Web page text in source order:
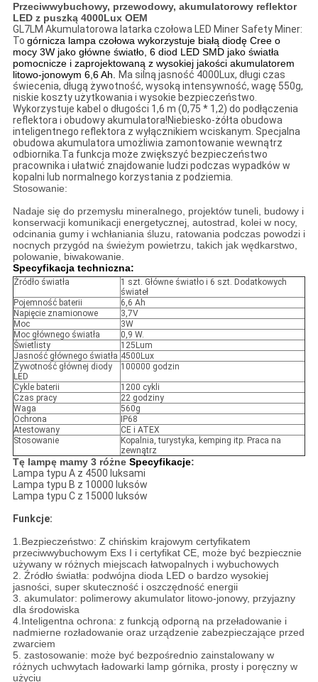
Przeciwwybuchowy, przewodowy, akumulatorowy reflektor
LED z puszką 4000Lux OEM
GL7LM Akumulatorowa latarka czołowa LED Miner Safety Miner:
To górnicza lampa czołowa wykorzystuje białą diodę Cree o
mocy 3W jako główne światło, 6 diod LED SMD jako światła
pomocnicze i zaprojektowaną z wysokiej jakości akumulatorem
litowo-jonowym 6,6 Ah. Ma silną jasność 4000Lux, długi czas
świecenia, długą żywotność, wysoką intensywność, wagę 550g,
niskie koszty użytkowania i wysokie bezpieczeństwo.
Wykorzystuje kabel o długości 1,6 m (0,75 * 1,2) do podłączenia
reflektora i obudowy akumulatora!Niebiesko-żółta obudowa
inteligentnego reflektora z wyłącznikiem wciskanym. Specjalna
obudowa akumulatora umożliwia zamontowanie wewnątrz
odbiornika.Ta funkcja może zwiększyć bezpieczeństwo
pracownika i ułatwić znajdowanie ludzi podczas wypadków w
kopalni lub normalnego korzystania z podziemia.
Stosowanie:
Nadaje się do przemysłu mineralnego, projektów tuneli, budowy i
konserwacji komunikacji energetycznej, autostrad, kolei w nocy,
odcinania gumy i wchłaniania śluzu, ratowania podczas powodzi i
nocnych przygód na świeżym powietrzu, takich jak wędkarstwo,
polowanie, biwakowanie.
Specyfikacja techniczna:
Źródło światła
1 szt. Główne światło i 6 szt. Dodatkowych
świateł
Pojemność baterii
6,6 Ah
Napięcie znamionowe
3,7V
Moc
3W
Moc głównego światła
0,9 W.
Świetlisty
125Lum
Jasność głównego światła 4500Lux
Żywotność głównej diody
LED
100000 godzin
Cykle baterii
1200 cykli
Czas pracy
22 godziny
Waga
560g
Ochrona
IP68
Atestowany
CE i ATEX
Stosowanie
Kopalnia, turystyka, kemping itp. Praca na
zewnątrz
Tę lampę mamy 3 różne Specyfikacje:
Lampa typu A z 4500 luksami
Lampa typu B z 10000 luksów
Lampa typu C z 15000 luksów
Funkcje:
1.Bezpieczeństwo: Z chińskim krajowym certyfikatem
przeciwwybuchowym Exs I i certyfikat CE, może być bezpiecznie
używany w różnych miejscach łatwopalnych i wybuchowych
2. Źródło światła: podwójna dioda LED o bardzo wysokiej
jasności, super skuteczność i oszczędność energii
3. akumulator: polimerowy akumulator litowo-jonowy, przyjazny
dla środowiska
4.Inteligentna ochrona: z funkcją odporną na przeładowanie i
nadmierne rozładowanie oraz urządzenie zabezpieczające przed
zwarciem
5. zastosowanie: może być bezpośrednio zainstalowany w
różnych uchwytach ładowarki lamp górnika, prosty i poręczny w
użyciu